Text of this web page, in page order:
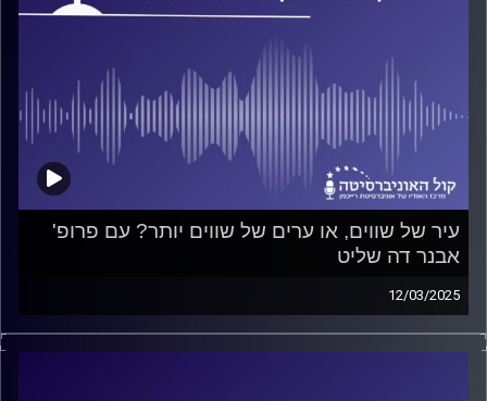
עיר של שווים, או ערים של שווים יותר? עם פרופ'
אבנר דה שליט
12/03/2025
פודקאסט המכון לחירות ואחריות באוניברסיטת רייכמן